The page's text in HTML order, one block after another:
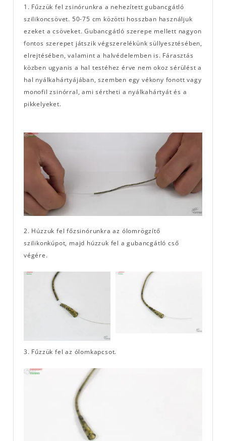
1. Fűzzük fel zsinórunkra a nehezített gubancgátló
szilikoncsövet. 50-75 cm közötti hosszban használjuk
ezeket a csöveket. Gubancgátló szerepe mellett nagyon
fontos szerepet játszik végszerelékünk süllyesztésében,
elrejtésében, valamint a halvédelemben is. Fárasztás
közben ugyanis a hal testéhez érve nem okoz sérülést a
hal nyálkahártyájában, szemben egy vékony fonott vagy
monofil zsinórral, ami sértheti a nyálkahártyát és a
pikkelyeket.
2. Húzzuk fel főzsinórunkra az ólomrögzítő
szilikonkúpot, majd húzzuk fel a gubancgátló cső
végére.
3. Fűzzük fel az ólomkapcsot.